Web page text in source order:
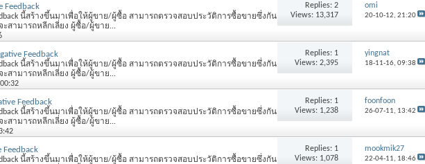
Feedback
นี้สร้างขึ้นมาเพื่อให้ผู้ขาย/ผู้ซื้อ สามารถตรวจสอบประวัติการซื้อขายซึ่งกัน
ะสามารถหลีกเลี่ยง ผู้ซื้อ/ผู้ขาย...
Replies: 2
Views: 13,317
omi
20-10-12, 21:20
Feedback
นี้สร้างขึ้นมาเพื่อให้ผู้ขาย/ผู้ซื้อ สามารถตรวจสอบประวัติการซื้อขายซึ่งกัน
ะสามารถหลีกเลี่ยง ผู้ซื้อ/ผู้ขาย...
Replies: 1
Views: 2,395
yingnat
18-11-16, 09:38
Feedback
นี้สร้างขึ้นมาเพื่อให้ผู้ขาย/ผู้ซื้อ สามารถตรวจสอบประวัติการซื้อขายซึ่งกัน
ะสามารถหลีกเลี่ยง ผู้ซื้อ/ผู้ขาย...
Replies: 1
Views: 1,238
foonfoon
26-07-11, 13:42
Feedback
นี้สร้างขึ้นมาเพื่อให้ผู้ขาย/ผู้ซื้อ สามารถตรวจสอบประวัติการซื้อขายซึ่งกัน
Replies: 1
Views: 1,078
mookmik27
22-04-11, 18:46